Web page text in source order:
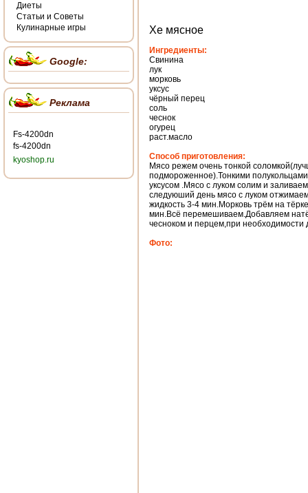
Хе мясное
Ингредиенты:
Свинина
лук
морковь
уксус
чёрный перец
соль
чеснок
огурец
раст.масло
Способ приготовления:
Мясо режем очень тонкой
подмороженное).Тонкими
уксусом .Мясо с луком солим и
следуюший день мясо с луком
жидкость 3-4 мин.Морковь трём на
мин.Всё перемешиваем.Добавляем
чесноком и перцем,при необходимости
Фото:
Диеты
Статьи и Советы
Кулинарные игры
Google:
Реклама
Fs-4200dn
fs-4200dn
kyoshop.ru